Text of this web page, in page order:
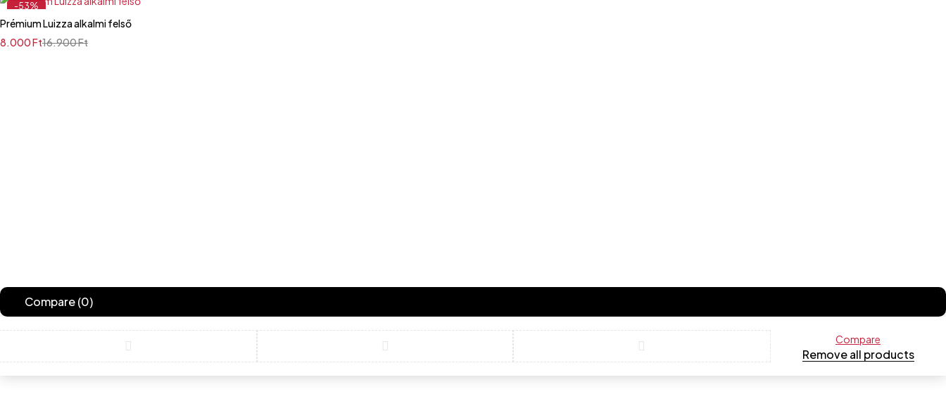
-53%
Prémium Luizza alkalmi felső
16.900Ft
8.000Ft
Compare(0)
Compare
Remove all products